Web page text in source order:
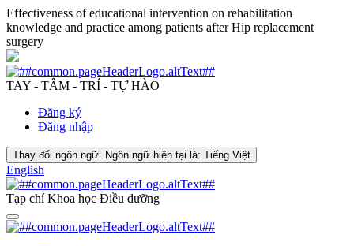
Effectiveness of educational intervention on rehabilitation
knowledge and practice among patients after Hip replacement
surgery
TAY - TÂM - TRÍ - TỰ HÀO
Đăng ký
Đăng nhập
Thay đổi ngôn ngữ. Ngôn ngữ hiện tại là: Tiếng Việt
English
Tạp chí Khoa học Điều dưỡng